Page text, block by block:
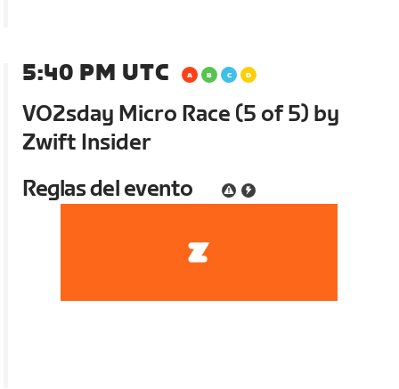
5:40 PM UTC
VO2sday Micro Race (5 of 5) by
Zwift Insider
Reglas del evento